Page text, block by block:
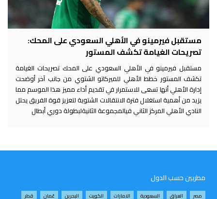
مستقبل فيرمينو في الأهلي السعودي على المحك:
تصريحات الغيامة تكشف المستور
مستقبل فيرمينو في الأهلي السعودي على المحك تصريحات الغيامة
تكشف المستور خطط الأهلي للميركاتو الشتوي من جانب آخر أوضحت
إدارة الأهلي أنها تسعى للاستمرار في تقديم أداء مميز هذا الموسم مما
يزيد من أهمية استغلال فترة الانتقالات الشتوية لتعزيز قوة الفريق يحتل
النادي الأهلي المركز الثاني فيالمجموعة الثانيةلبطولة دوري أبطال
مطربين حسب الدول
مصر العراق السعودية الامارات الكويت البحرين عُمان قطر